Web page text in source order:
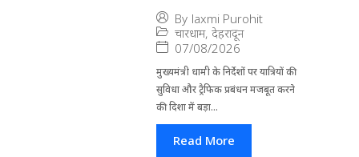
By laxmi Purohit
चारधाम, देहरादून
07/08/2026
मुख्यमंत्री धामी के निर्देशों पर यात्रियों की
सुविधा और ट्रैफिक प्रबंधन मजबूत करने
की दिशा में बड़ा...
Read More